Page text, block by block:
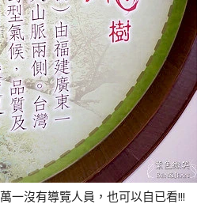
一沒有導覽人員，也可以自已看!!!